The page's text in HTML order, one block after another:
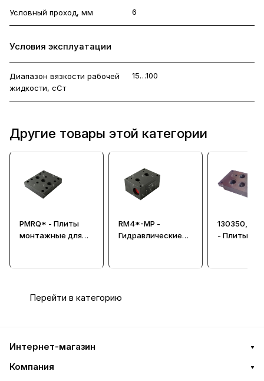
Условный проход, мм 6
Условия эксплуатации
Диапазон вязкости рабочей
жидкости, сСт
15…100
Другие товары этой категории
PMRQ* - Плиты
монтажные для
RM4*-MP -
Гидравлические
130350,
- Плиты
Перейти в категорию
Интернет-магазин
Компания